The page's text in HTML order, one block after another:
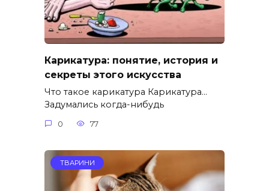
Карикатура: понятие, история и
секреты этого искусства
Что такое карикатура Карикатура…
Задумались когда-нибудь
0 77
ТВАРИНИ